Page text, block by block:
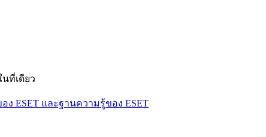
ที่เดียว
ESET และฐานความรู้ของ ESET